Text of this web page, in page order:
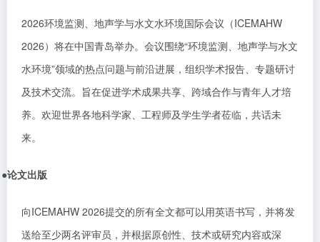
2026环境监测、地声学与水文水环境国际会议（ICEMAHW
2026）将在中国青岛举办。会议围绕“环境监测、地声学与水文
水环境”领域的热点问题与前沿进展，组织学术报告、专题研讨
及技术交流。旨在促进学术成果共享、跨域合作与青年人才培
养。欢迎世界各地科学家、工程师及学生学者莅临，共话未
来。
●论文出版
向ICEMAHW 2026提交的所有全文都可以用英语书写，并将发
送给至少两名评审员，并根据原创性、技术或研究内容或深